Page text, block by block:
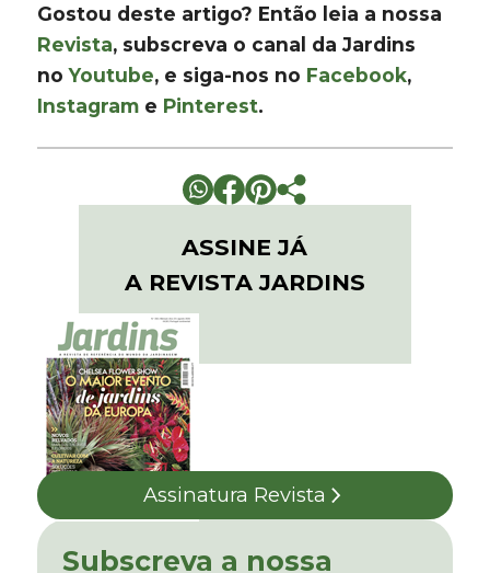
Gostou deste artigo? Então leia a nossa
Revista, subscreva o canal da Jardins
noYoutube, e siga-nos no Facebook,
Instagram e Pinterest.
ASSINE JÁ
A REVISTA JARDINS
Assinatura Revista
Subscreva a nossa